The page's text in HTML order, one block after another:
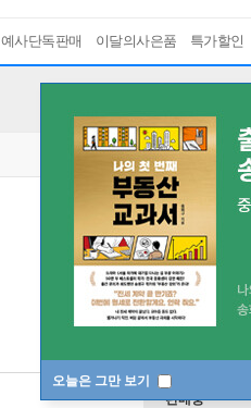
예사단독판매 이달의사은품 특가할인
오늘은 그만 보기
판매중